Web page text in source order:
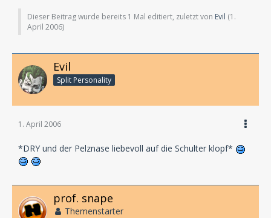
Dieser Beitrag wurde bereits 1 Mal editiert, zuletzt von Evil (1.
April 2006)
Evil
Split Personality
1. April 2006
*DRY und der Pelznase liebevoll auf die Schulter klopf*
prof. snape
Themenstarter